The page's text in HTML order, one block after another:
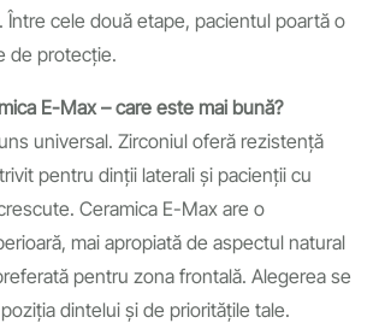
Între cele două etape, pacientul poartă o
de protecție.
E-Max – care este mai bună?
universal. Zirconiul oferă rezistență
pentru dinții laterali și pacienții cu
Ceramica E-Max are o
mai apropiată de aspectul natural
pentru zona frontală. Alegerea se
dintelui și de prioritățile tale.